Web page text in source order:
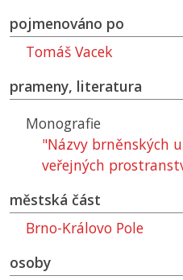
pojmenováno po
Tomáš Vacek
prameny, literatura
Monografie
"Názvy brněnských
veřejných
městská část
Brno-Královo Pole
osoby